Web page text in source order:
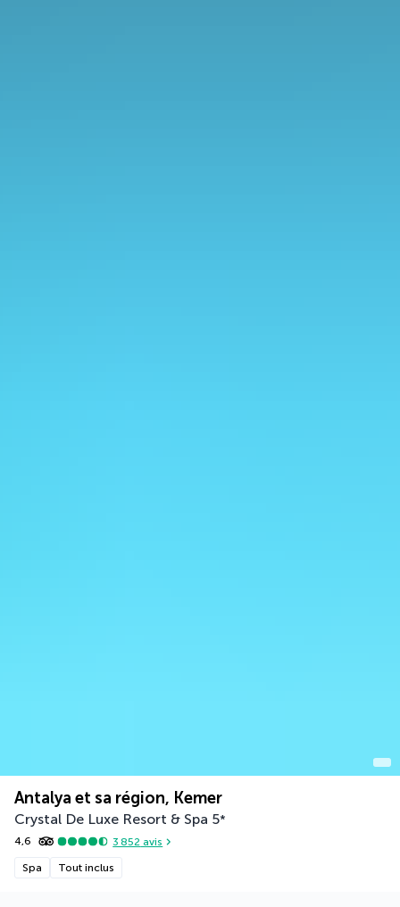
Antalya et sa région, Kemer
Crystal De Luxe Resort & Spa 5*
4,6 3 852 avis
Spa Tout inclus